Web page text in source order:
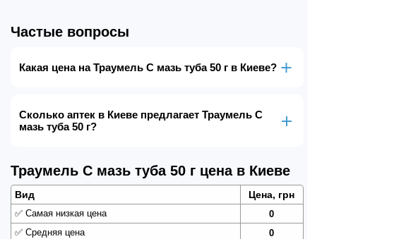
Частые вопросы
Какая цена на Траумель С мазь туба 50 г в Киеве?
Сколько аптек в Киеве предлагает Траумель С
мазь туба 50 г?
Траумель С мазь туба 50 г цена в Киеве
Вид Цена, грн
✅ Самая низкая цена
0
✅ Средняя цена
0